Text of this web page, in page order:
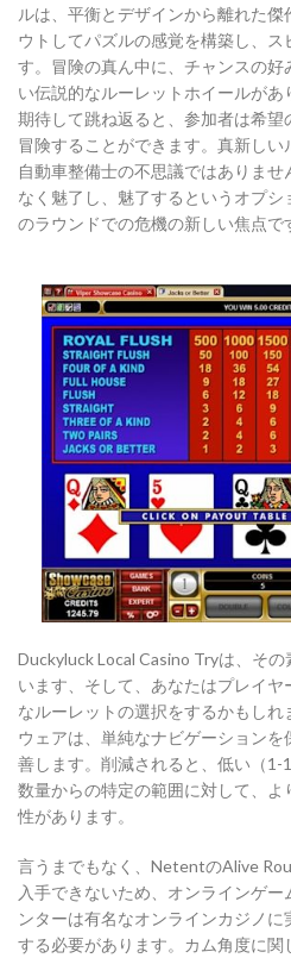
ルは、平衡とデザインから離れた
ウトしてパズルの感覚を構築し、ス
す。冒険の真ん中に、チャンスの好
い伝説的なルーレットホイールが
期待して跳ね返ると、参加者は希
冒険することができます。真新しい
自動車整備士の不思議ではありま
なく魅了し、魅了するというオプ
のラウンドでの危機の新しい焦点で
Duckyluck Local Casino Tryは、そ
います、そして、あなたはプレイ
なルーレットの選択をするかもしれ
ウェアは、単純なナビゲーション
善します。削減されると、低い（
数量からの特定の範囲に対して、
性があります。
言うまでもなく、NetentのAlive
入手できないため、オンラインゲ
ンターは有名なオンラインカジノ
する必要があります。カム角度に関